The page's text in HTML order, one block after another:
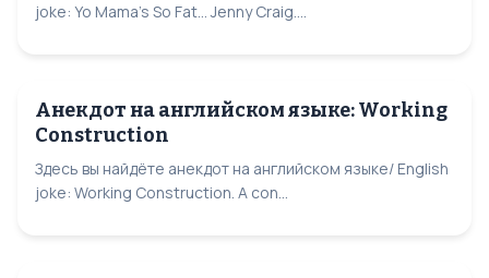
joke: Yo Mama's So Fat... Jenny Craig....
Анекдот на английском языке: Working
Construction
Здесь вы найдёте анекдот на английском языке/ English
joke: Working Construction. A con...